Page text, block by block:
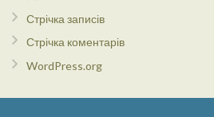
Стрічка записів
Стрічка коментарів
WordPress.org